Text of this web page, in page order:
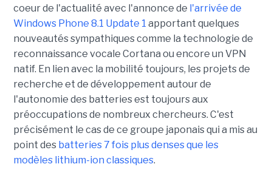
coeur de l'actualité avec l'annonce de l'arrivée de
Windows Phone 8.1 Update 1 apportant quelques
nouveautés sympathiques comme la technologie de
reconnaissance vocale Cortana ou encore un VPN
natif. En lien avec la mobilité toujours, les projets de
recherche et de développement autour de
l'autonomie des batteries est toujours aux
préoccupations de nombreux chercheurs. C'est
précisément le cas de ce groupe japonais qui a mis au
point des batteries 7 fois plus denses que les
modèles lithium-ion classiques.